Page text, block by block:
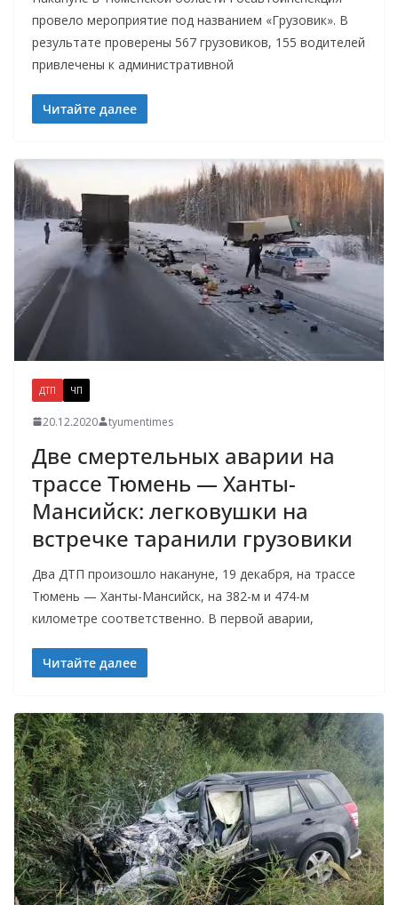
провело мероприятие под названием «Грузовик». В
результате проверены 567 грузовиков, 155 водителей
привлечены к административной
Читайте далее
ДТП ЧП
20.12.2020 tyumentimes
Две смертельных аварии на
трассе Тюмень — Ханты-
Мансийск: легковушки на
встречке таранили грузовики
Два ДТП произошло накануне, 19 декабря, на трассе
Тюмень — Ханты-Мансийск, на 382-м и 474-м
километре соответственно. В первой аварии,
Читайте далее